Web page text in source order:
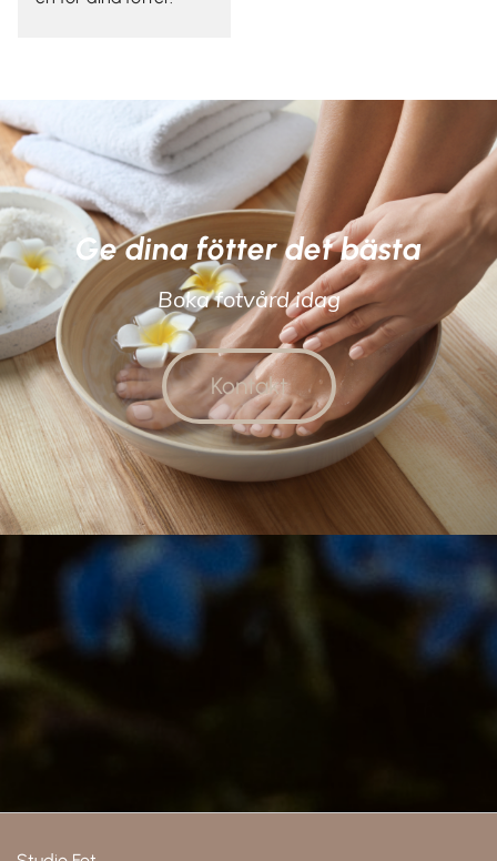
Ge dina fötter det bästa
Boka fotvård idag
Kontakt